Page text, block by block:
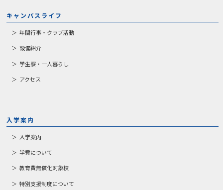
キャンパスライフ
年間行事・クラブ活動
設備紹介
学生寮・一人暮らし
アクセス
入学案内
入学案内
学費について
教育費無償化対象校
特別支援制度について